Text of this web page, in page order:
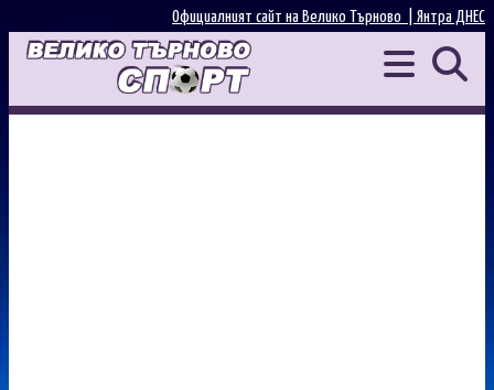
Янтра ДНЕС
Официалният сайт на Велико Търново |